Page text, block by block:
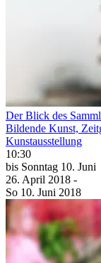
Der Blick des
Bildende Kunst,
Kunstausstellung
10:30
bis Sonntag 10. Juni
26. April 2018 -
So 10. Juni 2018